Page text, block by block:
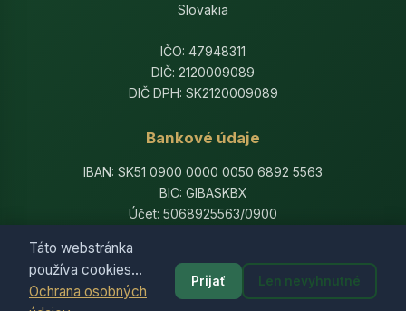
Táto webstránka
používa cookies...
Ochrana osobných
Prijať Len nevyhnutné
Slovakia
IČO: 47948311
DIČ: 2120009089
DIČ DPH: SK2120009089
Bankové údaje
IBAN: SK51 0900 0000 0050 6892 5563
BIC: GIBASKBX
Účet: 5068925563/0900